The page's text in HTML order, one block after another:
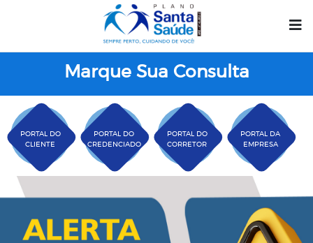
Marque Sua Consulta
PORTAL DO
CLIENTE
PORTAL DO
CREDENCIADO
PORTAL DO
CORRETOR
PORTAL DA
EMPRESA
Plano Santa Casa